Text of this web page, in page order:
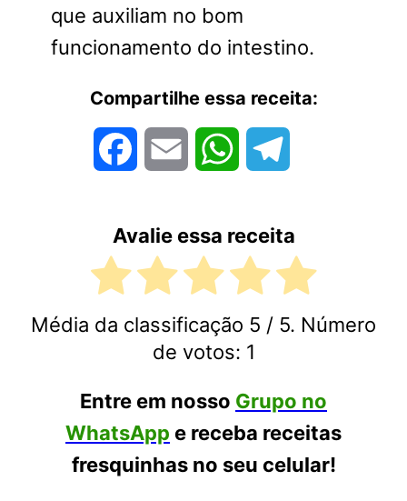
que auxiliam no bom
funcionamento do intestino.
Compartilhe essa receita:
FacebookEmail WhatsApp
Avalie essa receita
Média da classificação 5 / 5. Número
de votos: 1
Entre em nosso Grupo no
WhatsApp e receba receitas
fresquinhas no seu celular!